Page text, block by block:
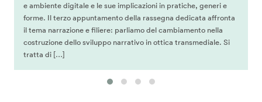
e ambiente digitale e le sue implicazioni in pratiche, generi e
forme. Il terzo appuntamento della rassegna dedicata affronta
il tema narrazione e filiere: parliamo del cambiamento nella
costruzione dello sviluppo narrativo in ottica transmediale. Si
tratta di […]